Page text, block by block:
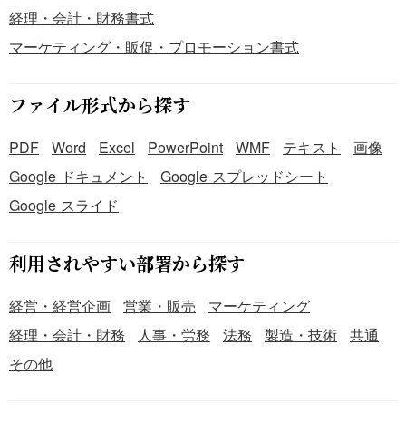
経理・会計・財務書式
マーケティング・販促・プロモーション書式
ファイル形式から探す
PDF Word Excel PowerPoint WMF テキスト
画像
Google ドキュメント
Google スプレッドシート
Google スライド
利用されやすい部署から探す
経営・経営企画 営業・販売
マーケティング
経理・会計・財務
人事・労務 法務 製造・技術
共通
その他